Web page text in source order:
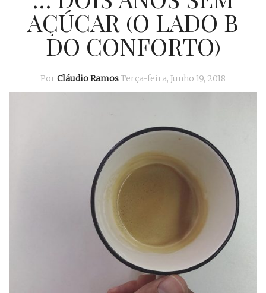
AÇÚCAR (O LADO B
DO CONFORTO)
Por Cláudio RamosTerça-feira, Junho 19, 2018